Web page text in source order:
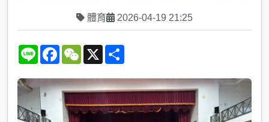
體育 2026-04-19 21:25
L
e
F
e
b
o
o
k
W
h
a
t
X
r
e